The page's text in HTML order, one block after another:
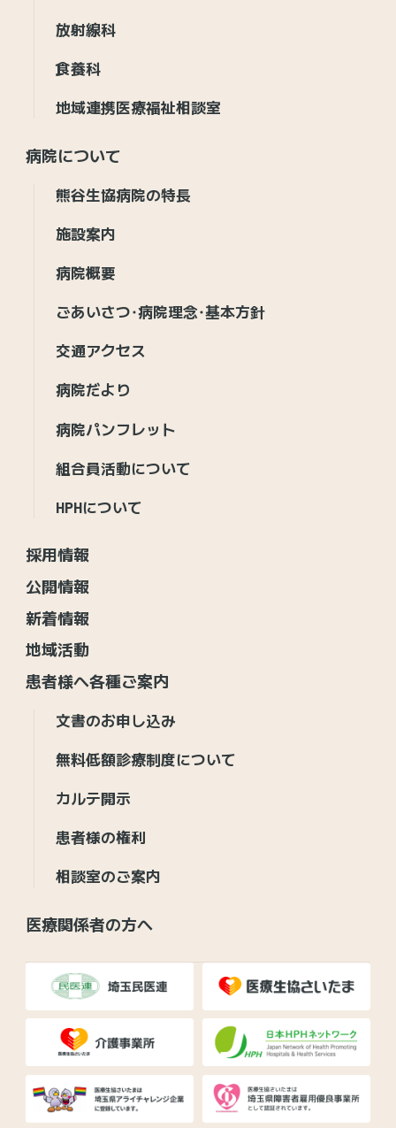
放射線科
食養科
地域連携医療福祉相談室
病院について
熊谷生協病院の特長
施設案内
病院概要
ごあいさつ・病院理念・基本方針
交通アクセス
病院だより
病院パンフレット
組合員活動について
HPHについて
採用情報
公開情報
新着情報
地域活動
患者様へ各種ご案内
文書のお申し込み
無料低額診療制度について
カルテ開示
患者様の権利
相談室のご案内
医療関係者の方へ